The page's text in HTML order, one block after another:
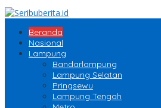
Beranda
Nasional
Lampung
Bandarlampung
Lampung Selatan
Pringsewu
Lampung Tengah